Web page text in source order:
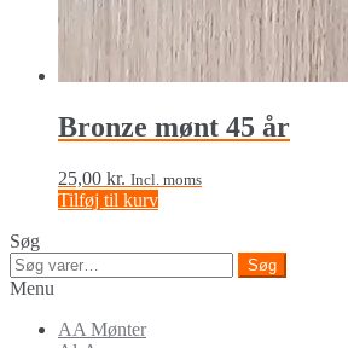
Bronze mønt 45 år
25,00 kr. Incl. moms
Tilføj til kurv
Søg
Søg
efter:
Søg
Menu
AA Mønter